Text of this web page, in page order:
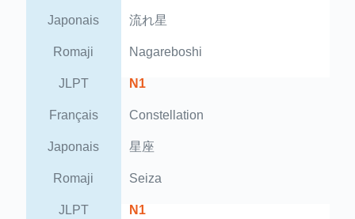
Japonais 流れ星
Romaji Nagareboshi
JLPT N1
Français Constellation
Japonais 星座
Romaji Seiza
JLPT N1